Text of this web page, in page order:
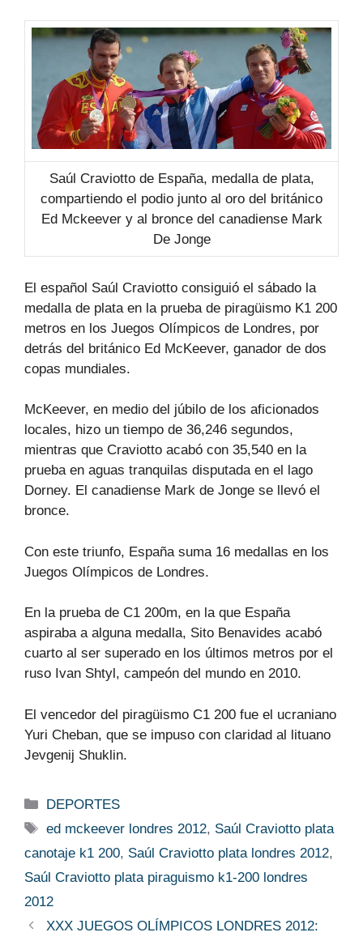
Saúl Craviotto de España, medalla de plata,
compartiendo el podio junto al oro del británico
Ed Mckeever y al bronce del canadiense Mark
De Jonge
El español Saúl Craviotto consiguió el sábado la
medalla de plata en la prueba de piragüismo K1 200
metros en los Juegos Olímpicos de Londres, por
detrás del británico Ed McKeever, ganador de dos
copas mundiales.
McKeever, en medio del júbilo de los aficionados
locales, hizo un tiempo de 36,246 segundos,
mientras que Craviotto acabó con 35,540 en la
prueba en aguas tranquilas disputada en el lago
Dorney. El canadiense Mark de Jonge se llevó el
bronce.
Con este triunfo, España suma 16 medallas en los
Juegos Olímpicos de Londres.
En la prueba de C1 200m, en la que España
aspiraba a alguna medalla, Sito Benavides acabó
cuarto al ser superado en los últimos metros por el
ruso Ivan Shtyl, campeón del mundo en 2010.
El vencedor del piragüismo C1 200 fue el ucraniano
Yuri Cheban, que se impuso con claridad al lituano
Jevgenij Shuklin.
Categorías
DEPORTES
Etiquetas
ed mckeever londres 2012, Saúl Craviotto plata
canotaje k1 200, Saúl Craviotto plata londres 2012,
Saúl Craviotto plata piraguismo k1-200 londres
2012
XXX JUEGOS OLÍMPICOS LONDRES 2012: